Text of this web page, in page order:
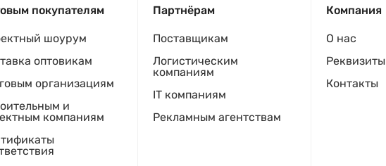
покупателям
шоурум
оптовикам
организациям
и
компаниям
Партнёрам
Поставщикам
Логистическим
компаниям
IT компаниям
Рекламным агентствам
Компания
О нас
Реквизиты
Контакты